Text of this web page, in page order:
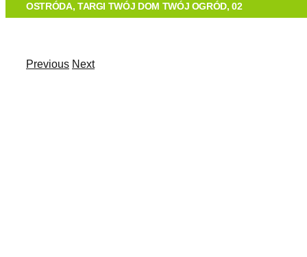
OSTRÓDA, TARGI TWÓJ DOM TWÓJ OGRÓD, 02
Previous Next